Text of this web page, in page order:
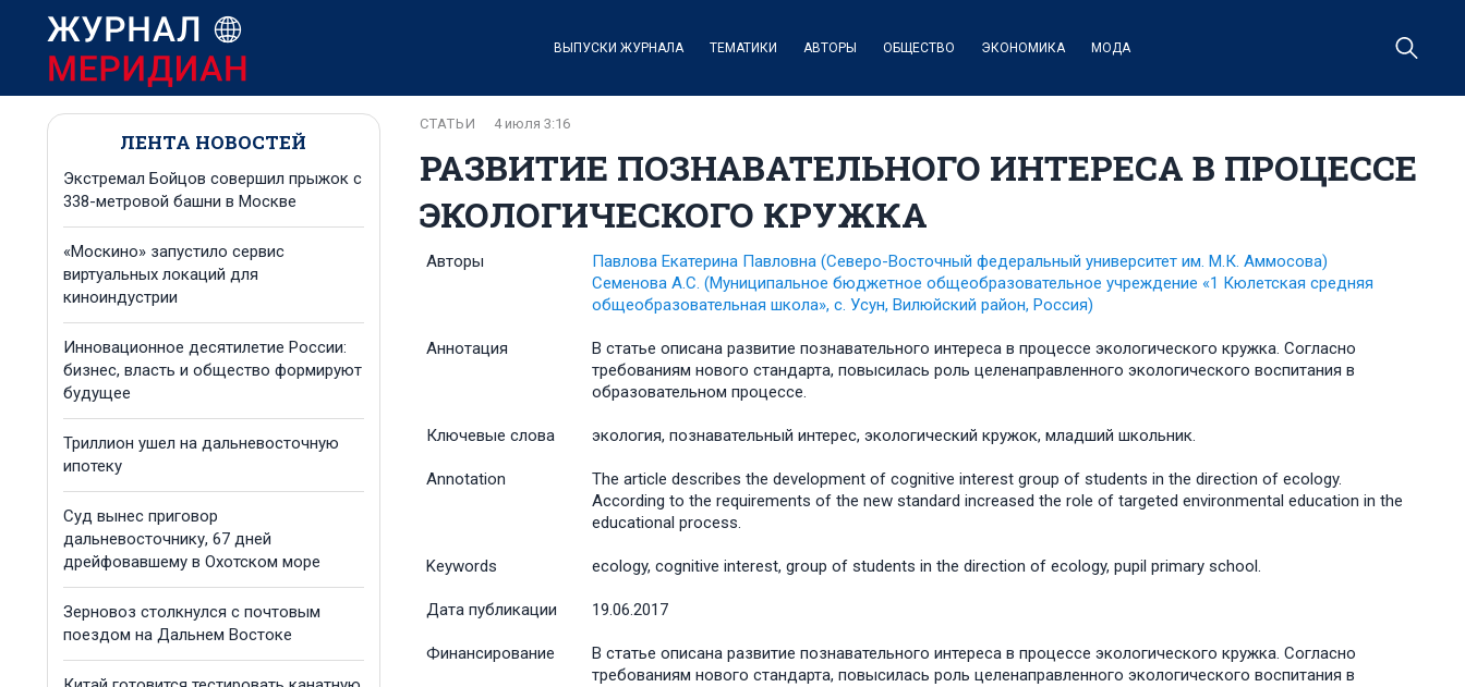
ВЫПУСКИ ЖУРНАЛА ТЕМАТИКИ АВТОРЫ ОБЩЕСТВО ЭКОНОМИКА МОДА
ЛЕНТА НОВОСТЕЙ
Экстремал Бойцов совершил прыжок с
338-метровой башни в Москве
«Москино» запустило сервис
виртуальных локаций для
киноиндустрии
Инновационное десятилетие России:
бизнес, власть и общество формируют
будущее
Триллион ушел на дальневосточную
ипотеку
Суд вынес приговор
дальневосточнику, 67 дней
дрейфовавшему в Охотском море
Зерновоз столкнулся с почтовым
поездом на Дальнем Востоке
РАЗВИТИЕ ПОЗНАВАТЕЛЬНОГО ИНТЕРЕСА В ПРОЦЕССЕ
ЭКОЛОГИЧЕСКОГО КРУЖКА
СТАТЬИ 4 июля 3:16
Авторы Павлова Екатерина Павловна(Северо-Восточный федеральный университет им. М.К. Аммосова)
Семенова А.С.(Муниципальное бюджетное общеобразовательное учреждение «1 Кюлетская средняя
общеобразовательная школа», с. Усун, Вилюйский район, Россия)
Аннотация
В статье описана развитие познавательного интереса в процессе экологического кружка. Согласно
требованиям нового стандарта, повысилась роль целенаправленного экологического воспитания в
образовательном процессе.
Ключевые слова экология, познавательный интерес, экологический кружок, младший школьник.
Annotation
The article describes the development of cognitive interest group of students in the direction of ecology.
According to the requirements of the new standard increased the role of targeted environmental education in the
educational process.
Keywords ecology, cognitive interest, group of students in the direction of ecology, pupil primary school.
Дата публикации 19.06.2017
Финансирование
В статье описана развитие познавательного интереса в процессе экологического кружка. Согласно
требованиям нового стандарта, повысилась роль целенаправленного экологического воспитания в